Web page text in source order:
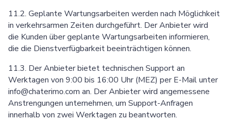
11.2. Geplante Wartungsarbeiten werden nach Möglichkeit
in verkehrsarmen Zeiten durchgeführt. Der Anbieter wird
die Kunden über geplante Wartungsarbeiten informieren,
die die Dienstverfügbarkeit beeinträchtigen können.
11.3. Der Anbieter bietet technischen Support an
Werktagen von 9:00 bis 16:00 Uhr (MEZ) per E-Mail unter
info@chaterimo.com an. Der Anbieter wird angemessene
Anstrengungen unternehmen, um Support-Anfragen
innerhalb von zwei Werktagen zu beantworten.